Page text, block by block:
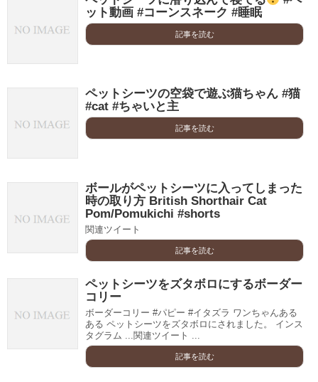
ット動画 #コーンスネーク #睡眠
記事を読む
ペットシーツの空袋で遊ぶ猫ちゃん #猫
#cat #ちゃいと主
記事を読む
ボールがペットシーツに入ってしまった
時の取り方 British Shorthair Cat
Pom/Pomukichi #shorts
関連ツイート
記事を読む
ペットシーツをズタボロにするボーダー
コリー
ボーダーコリー #パピー #イタズラ ワンちゃんある
ある ペットシーツをズタボロにされました。 インス
タグラム ...関連ツイート ...
記事を読む